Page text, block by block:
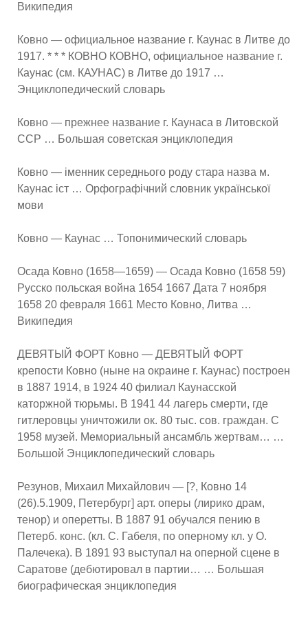
Википедия
Ковно — официальное название г. Каунас в Литве до
1917. * * * КОВНО КОВНО, официальное название г.
Каунас (см. КАУНАС) в Литве до 1917 …
Энциклопедический словарь
Ковно — прежнее название г. Каунаса в Литовской
ССР … Большая советская энциклопедия
Ковно — іменник середнього роду стара назва м.
Каунас іст … Орфографічний словник української
мови
Ковно — Каунас … Топонимический словарь
Осада Ковно (1658—1659) — Осада Ковно (1658 59)
Русско польская война 1654 1667 Дата 7 ноября
1658 20 февраля 1661 Место Ковно, Литва …
Википедия
ДЕВЯТЫЙ ФОРТ Ковно — ДЕВЯТЫЙ ФОРТ
крепости Ковно (ныне на окраине г. Каунас) построен
в 1887 1914, в 1924 40 филиал Каунасской
каторжной тюрьмы. В 1941 44 лагерь смерти, где
гитлеровцы уничтожили ок. 80 тыс. сов. граждан. С
1958 музей. Мемориальный ансамбль жертвам… …
Большой Энциклопедический словарь
Резунов, Михаил Михайлович — [?, Ковно 14
(26).5.1909, Петербург] арт. оперы (лирико драм,
тенор) и оперетты. В 1887 91 обучался пению в
Петерб. конс. (кл. С. Габеля, по оперному кл. у О.
Палечека). В 1891 93 выступал на оперной сцене в
Саратове (дебютировал в партии… … Большая
биографическая энциклопедия